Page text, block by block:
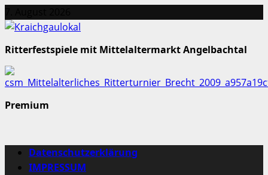
Inhalt
Ritterfestspiele mit Mittelaltermarkt Angelbachtal
Premium
Primäres
Menü
Datenschutzerklärung
IMPRESSUM